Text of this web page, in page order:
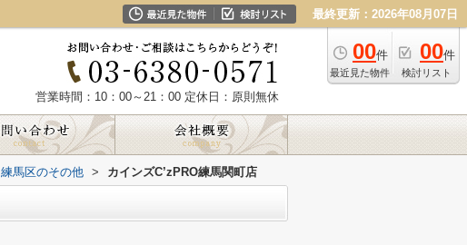
最終更新：2026年08月07日
00件
最近見た物件
00件
検討リスト
営業時間：10：00～21：00 定休日：原則無休
練馬区のその他 > カインズC’zPRO練馬関町店